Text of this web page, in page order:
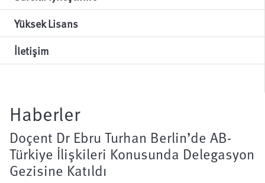
Yüksek Lisans
İletişim
Haberler
Doçent Dr Ebru Turhan Berlin’de AB-
Türkiye İlişkileri Konusunda Delegasyon
Gezisine Katıldı